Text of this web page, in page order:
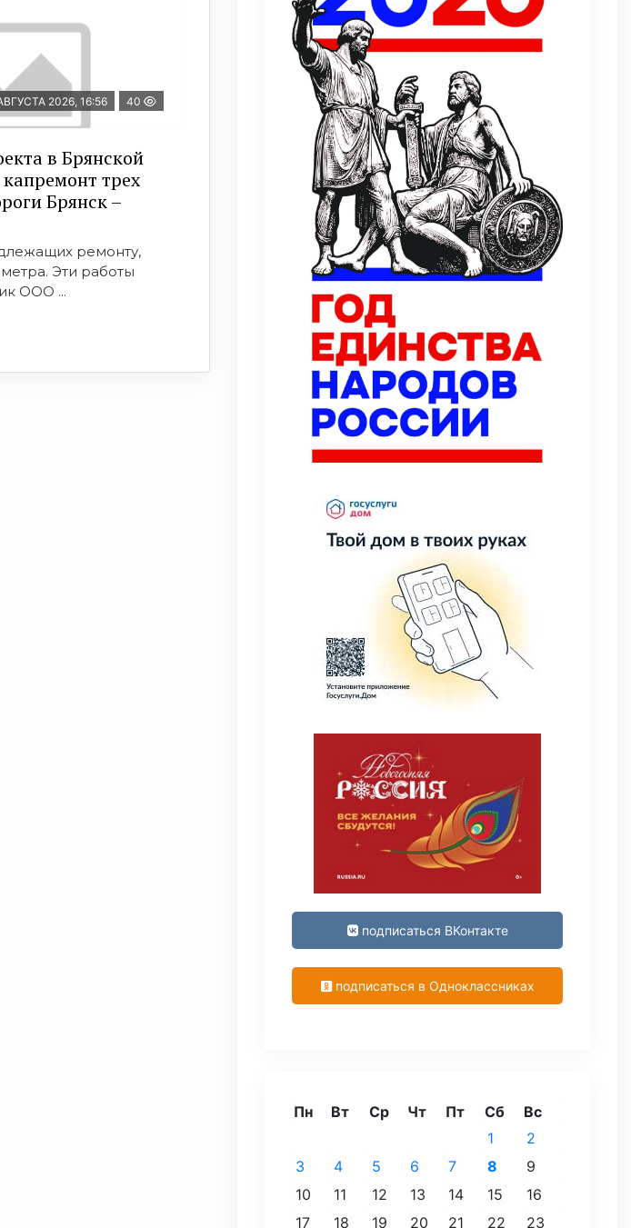
2026, 16:56 40
в Брянской
трех
Брянск –
ремонту,
Эти работы
ООО ...
подписаться ВКонтакте
подписаться в Одноклассниках
Пн Вт Ср Чт Пт Сб
Вс
1
2
3
4 5 6 7 8
9
10
11 12 13 14 15
16
17
18 19 20 21 22 23